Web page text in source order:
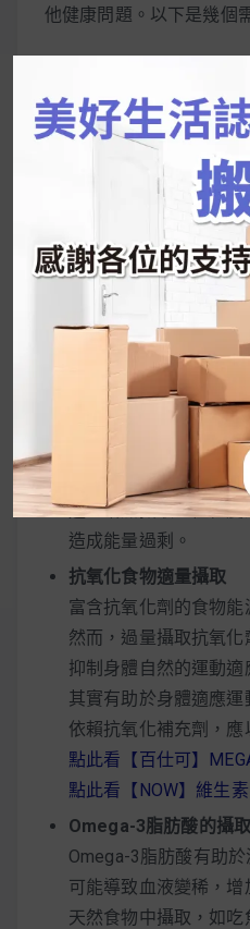
他健康問題。以下是幾個
儘管蛋白質對肌肉修復
能對腎臟造成負擔，特
的人。一般建議運動
白質即可達到修復效
品或補充劑，應優先
點此看【Tryall】分離
點此看【Tryall】優質
蛋白+分離大豆蛋白 >>
碳水化合物的選擇與份
碳水化合物有助於補
取過多可能導致脂肪
水化合物，如全穀物
並且依據運動強度調
適量增加攝取，但輕
造成能量過剩。
抗氧化食物適量攝取
富含抗氧化劑的食物能
然而，過量攝取抗氧化
抑制身體自然的運動
其實有助於身體適應
依賴抗氧化補充劑，應
點此看【百仕可】
點此看【NOW】維生
Omega-3脂肪酸的攝取
Omega-3脂肪酸有助
可能導致血液變稀，
天然食物中攝取，如